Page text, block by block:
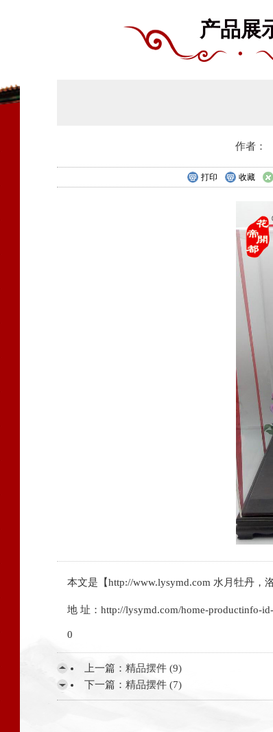
产品展
作者：
打印 收藏
本文是【http://www.lysymd.com 水月牡丹
地 址：http://lysymd.com/home-productinfo-
0
上一篇： 精品摆件 (9)
下一篇： 精品摆件 (7)